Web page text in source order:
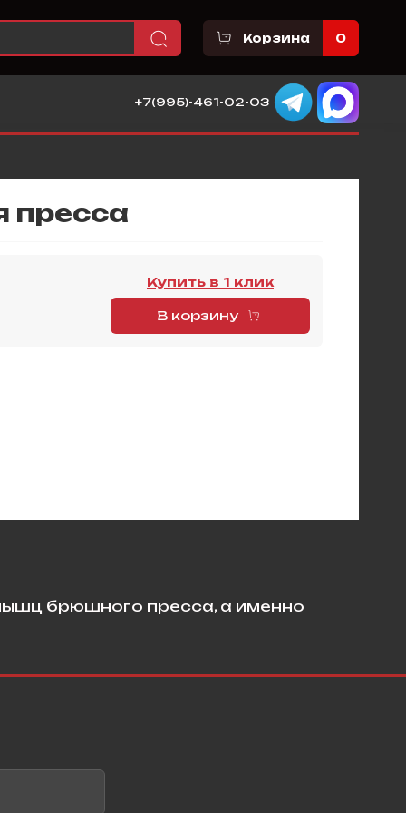
Корзина 0
+7(995)-461-02-03
пресса
Купить в 1 клик
В корзину
брюшного пресса, а именно